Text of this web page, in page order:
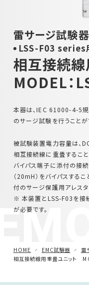
雷サージ試験器
LSS-F03 series
相互接続
MODEL：
本器は、IEC 61000-4-5
のサージ試験を行うことが
被試験装置電力容量は、
相互接続線に重畳するこ
バイパス端子に添付の接
（20mH）をバイパスする
付のサージ保護用アレスタ
※ 本装置とLSS-F03を接
が必要です。
HOME EMC試験器
雷
相互接続線用重畳ユニット
電源電圧変動試験器
減衰振動波試験器
車載用EMC試験器
その他